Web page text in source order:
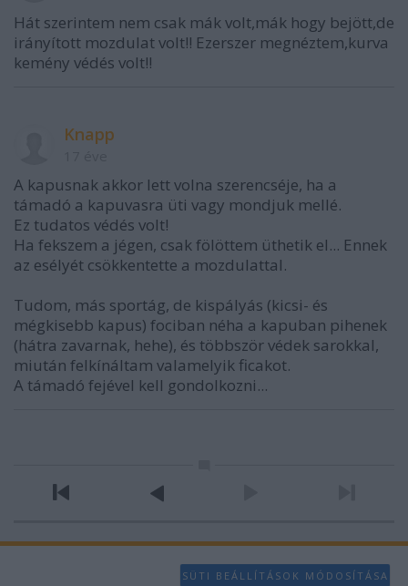
Hát szerintem nem csak mák volt,mák hogy bejött,de
irányított mozdulat volt!! Ezerszer megnéztem,kurva
kemény védés volt!!
Knapp
A kapusnak akkor lett volna szerencséje, ha a
támadó a kapuvasra üti vagy mondjuk mellé.
Ez tudatos védés volt!
Ha fekszem a jégen, csak fölöttem üthetik el... Ennek
az esélyét csökkentette a mozdulattal.
Tudom, más sportág, de kispályás (kicsi- és
mégkisebb kapus) fociban néha a kapuban pihenek
(hátra zavarnak, hehe), és többször védek sarokkal,
miután felkínáltam valamelyik ficakot.
A támadó fejével kell gondolkozni...
SÜTI BEÁLLÍTÁSOK MÓDOSÍTÁSA